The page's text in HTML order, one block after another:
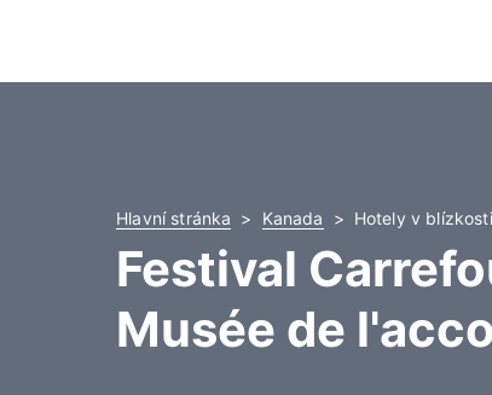
Hlavní stránka Kanada Hotely v
Festival
Musée de